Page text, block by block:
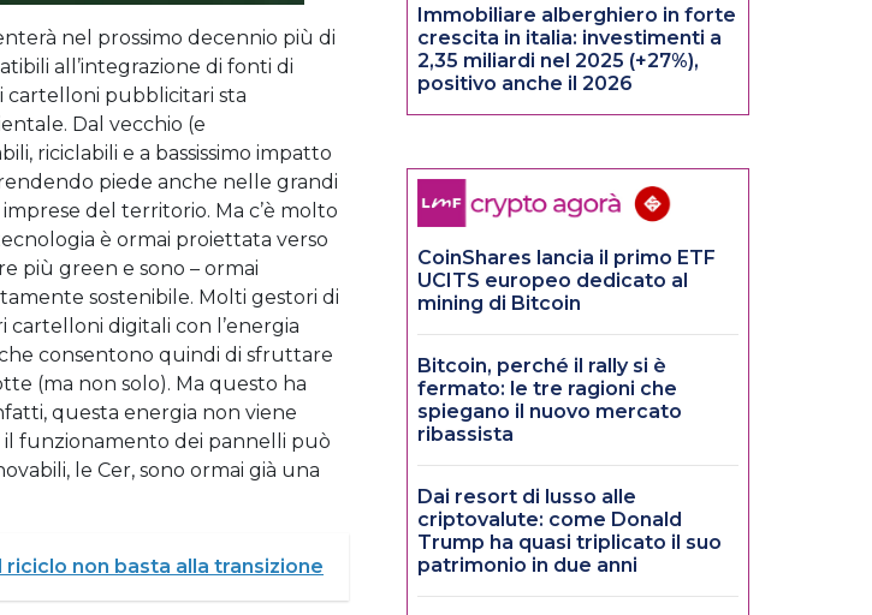
nel prossimo decennio più di
all’integrazione di fonti di
cartelloni pubblicitari sta
Dal vecchio (e
riciclabili e a bassissimo impatto
piede anche nelle grandi
del territorio. Ma c’è molto
è ormai proiettata verso
più green e sono – ormai
sostenibile. Molti gestori di
cartelloni digitali con l’energia
consentono quindi di sfruttare
(ma non solo). Ma questo ha
questa energia non viene
il funzionamento dei pannelli può
le Cer, sono ormai già una
non basta alla transizione
Immobiliare alberghiero in forte
crescita in italia: investimenti a
2,35 miliardi nel 2025 (+27%),
positivo anche il 2026
CoinShares lancia il primo ETF
UCITS europeo dedicato al
mining di Bitcoin
Bitcoin, perché il rally si è
fermato: le tre ragioni che
spiegano il nuovo mercato
ribassista
Dai resort di lusso alle
criptovalute: come Donald
Trump ha quasi triplicato il suo
patrimonio in due anni